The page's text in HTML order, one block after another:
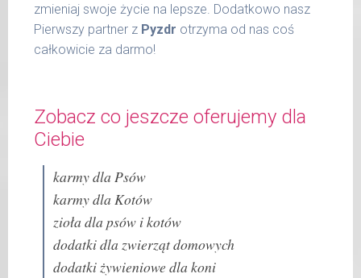
zmieniaj swoje życie na lepsze. Dodatkowo nasz
Pierwszy partner z Pyzdr otrzyma od nas coś
całkowicie za darmo!
Zobacz co jeszcze oferujemy dla
Ciebie
karmy dla Psów
karmy dla Kotów
zioła dla psów i kotów
dodatki dla zwierząt domowych
dodatki żywieniowe dla koni